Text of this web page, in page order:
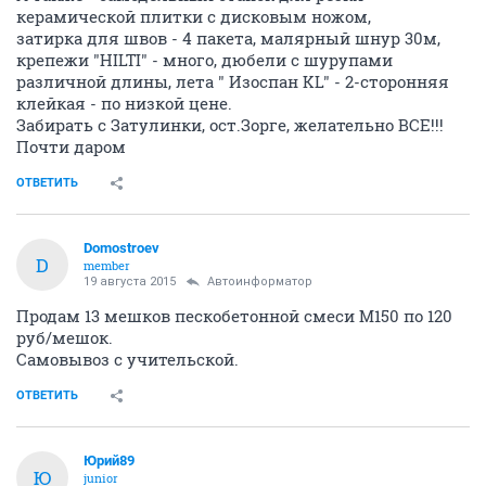
керамической плитки с дисковым ножом,
затирка для швов - 4 пакета, малярный шнур 30м,
крепежи "HILTI" - много, дюбели с шурупами
различной длины, лета " Изоспан KL" - 2-сторонняя
клейкая - по низкой цене.
Забирать с Затулинки, ост.Зорге, желательно ВСЕ!!!
Почти даром
ОТВЕТИТЬ
D
Domostroev
member
19 августа 2015 Автоинформатор
Продам 13 мешков пескобетонной смеси М150 по 120
руб/мешок.
Самовывоз с учительской.
ОТВЕТИТЬ
Ю
Юрий89
junior